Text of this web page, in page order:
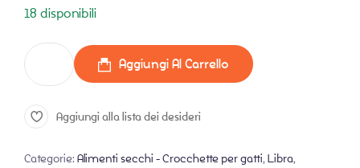
18 disponibili
Aggiungi Al Carrello
Aggiungi alla lista dei desideri
Categorie: Alimenti secchi - Crocchette per gatti, Libra,